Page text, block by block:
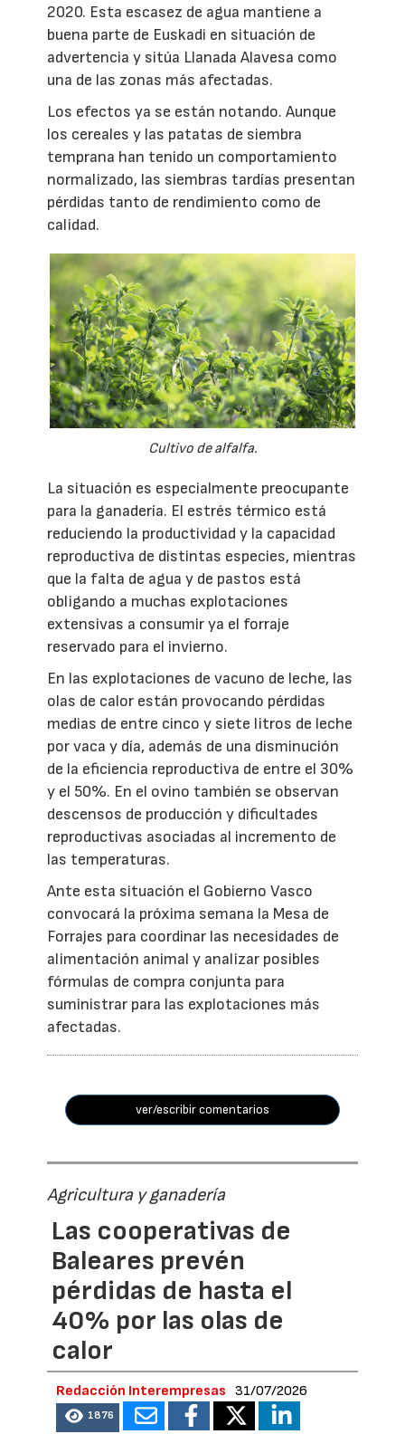
2020. Esta escasez de agua mantiene a
buena parte de Euskadi en situación de
advertencia y sitúa Llanada Alavesa como
una de las zonas más afectadas.
Los efectos ya se están notando. Aunque
los cereales y las patatas de siembra
temprana han tenido un comportamiento
normalizado, las siembras tardías presentan
pérdidas tanto de rendimiento como de
calidad.
Cultivo de alfalfa.
La situación es especialmente preocupante
para la ganadería. El estrés térmico está
reduciendo la productividad y la capacidad
reproductiva de distintas especies, mientras
que la falta de agua y de pastos está
obligando a muchas explotaciones
extensivas a consumir ya el forraje
reservado para el invierno.
En las explotaciones de vacuno de leche, las
olas de calor están provocando pérdidas
medias de entre cinco y siete litros de leche
por vaca y día, además de una disminución
de la eficiencia reproductiva de entre el 30%
y el 50%. En el ovino también se observan
descensos de producción y dificultades
reproductivas asociadas al incremento de
las temperaturas.
Ante esta situación el Gobierno Vasco
convocará la próxima semana la Mesa de
Forrajes para coordinar las necesidades de
alimentación animal y analizar posibles
fórmulas de compra conjunta para
suministrar para las explotaciones más
afectadas.
ver/escribir comentarios
Agricultura y ganadería
Las cooperativas de
Baleares prevén
pérdidas de hasta el
40% por las olas de
calor
Redacción Interempresas 31/07/2026
1876